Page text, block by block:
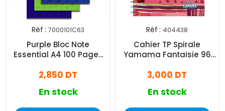
Réf : 7000101C63
Purple Bloc Note
Essential A4 100 Pages
2,850 DT
En stock
Réf : 404438
Cahier TP Spirale
Yamama Fantaisie 96
Assorties
3,000 DT
En stock